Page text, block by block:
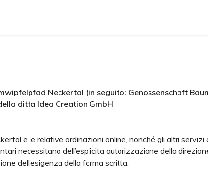
Neckertal (in seguito: Genossenschaft
ditta Idea Creation GmbH
e le relative ordinazioni online, nonché gli altri
necessitano dell’esplicita autorizzazione della
dell’esigenza della forma scritta.